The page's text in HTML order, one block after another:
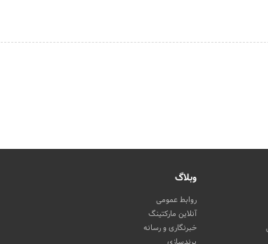
وبلاگ
روابط عمومی
آنلاین مارکتینگ
خبرنگاری و رسانه